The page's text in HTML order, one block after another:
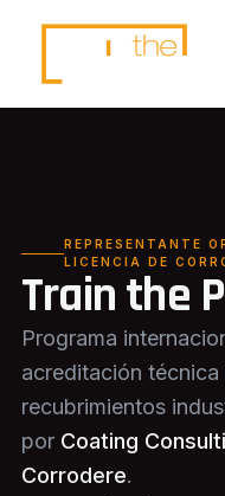
REPRESENTANTE
LICENCIA DE
Train the
Programa
acreditación
recubrimientos
por Coating
Corrodere.